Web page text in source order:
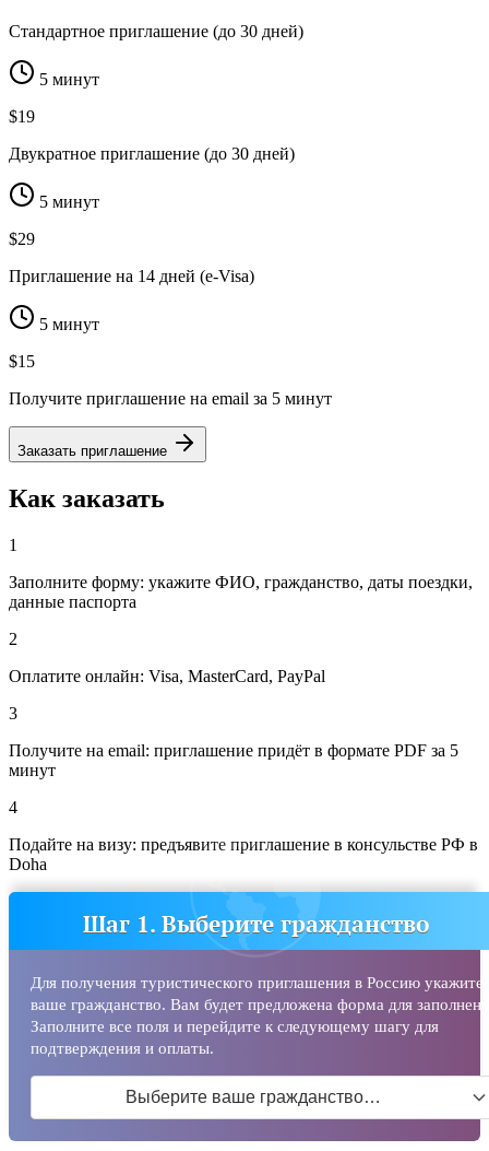
Стандартное приглашение (до 30 дней)
5 минут
$19
Двукратное приглашение (до 30 дней)
5 минут
$29
Приглашение на 14 дней (e-Visa)
5 минут
$15
Получите приглашение на email за 5 минут
Заказать приглашение
Как заказать
1
Заполните форму: укажите ФИО, гражданство, даты поездки,
данные паспорта
2
Оплатите онлайн: Visa, MasterCard, PayPal
3
Получите на email: приглашение придёт в формате PDF за 5
минут
4
Подайте на визу: предъявите приглашение в консульстве РФ в
Doha
Шаг 1. Выберите гражданство
Для получения туристического приглашения в Россию укажите
ваше гражданство. Вам будет предложена форма для
Заполните все поля и перейдите к следующему шагу для
подтверждения и оплаты.
Выберите ваше гражданство…